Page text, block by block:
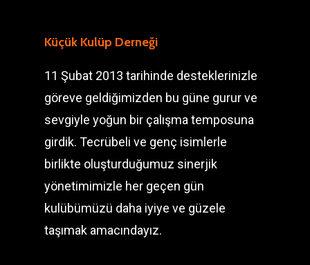
Küçük Kulüp Derneği
11 Şubat 2013 tarihinde desteklerinizle
göreve geldiğimizden bu güne gurur ve
sevgiyle yoğun bir çalışma temposuna
girdik. Tecrübeli ve genç isimlerle
birlikte oluşturduğumuz sinerjik
yönetimimizle her geçen gün
kulübümüzü daha iyiye ve güzele
taşımak amacındayız.